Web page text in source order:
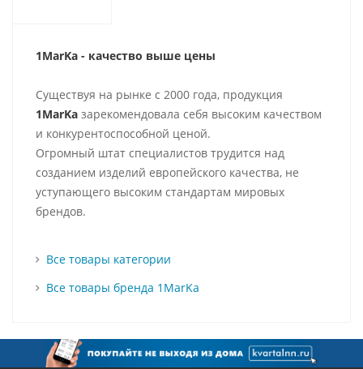
1MarKa - качество выше цены
Существуя на рынке с 2000 года, продукция
1MarKa зарекомендовала себя высоким качеством
и конкурентоспособной ценой.
Огромный штат специалистов трудится над
созданием изделий европейского качества, не
уступающего высоким стандартам мировых
брендов.
Все товары категории
Все товары бренда 1MarKa